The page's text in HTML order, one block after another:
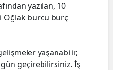
yazılan, 10
Oğlak burcu burç
yaşanabilir,
geçirebilirsiniz. İş